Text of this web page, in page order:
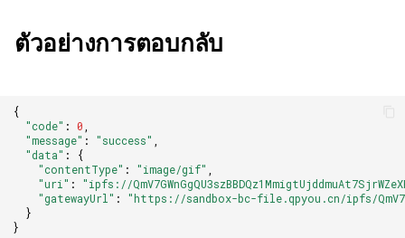
ตัวอย่างการตอบกลับ
{
"code" : 0
"message" : "success"
"data" :
{
"contentType" : "image/gif"
"uri" :
"ipfs://
"gatewayUrl" :
"https://sandbox-bc-file.qpyou.cn/ipfs/
}
}